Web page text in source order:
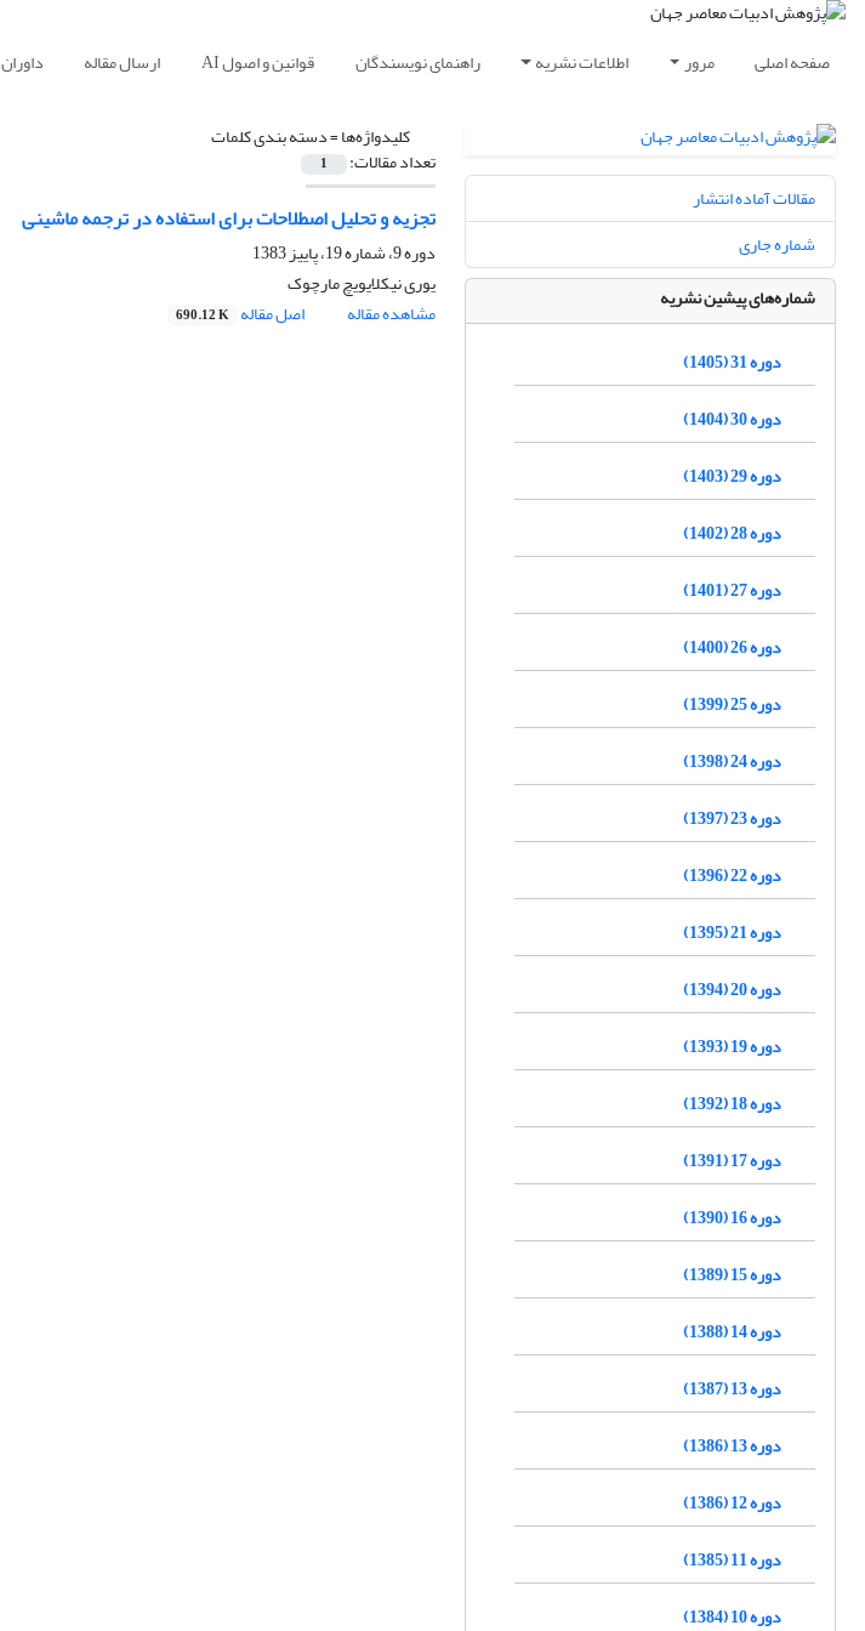
صفحه اصلی مرور اطلاعات نشریه راهنمای نویسندگان قوانین و اصول AI ارسال مقاله داوران
کلیدواژه‌ها =دسته بندی کلمات
تعداد مقالات: 1
تجزیه و تحلیل اصطلاحات برای استفاده در ترجمه ماشینی
دوره 9، شماره 19، پاییز 1383
یورى نیکلایویچ مارچوک
مشاهده مقاله
اصل مقاله 690.12 K
مقالات آماده انتشار
شماره جاری
شماره‌های پیشین نشریه
دوره 31 (1405)
دوره 30 (1404)
دوره 29 (1403)
دوره 28 (1402)
دوره 27 (1401)
دوره 26 (1400)
دوره 25 (1399)
دوره 24 (1398)
دوره 23 (1397)
دوره 22 (1396)
دوره 21 (1395)
دوره 20 (1394)
دوره 19 (1393)
دوره 18 (1392)
دوره 17 (1391)
دوره 16 (1390)
دوره 15 (1389)
دوره 14 (1388)
دوره 13 (1387)
دوره 13 (1386)
دوره 12 (1386)
دوره 11 (1385)
دوره 10 (1384)